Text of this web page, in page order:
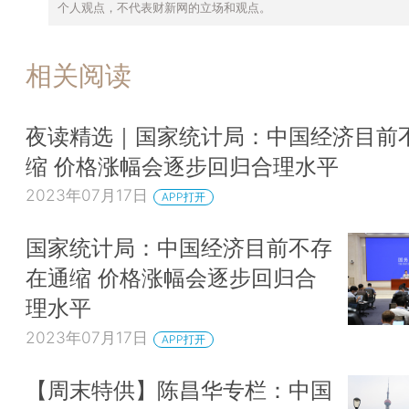
个人观点，不代表财新网的立场和观点。
相关阅读
夜读精选｜国家统计局：中国经济目前
缩 价格涨幅会逐步回归合理水平
2023年07月17日 APP打开
国家统计局：中国经济目前不存
在通缩 价格涨幅会逐步回归合
理水平
2023年07月17日 APP打开
【周末特供】陈昌华专栏：中国